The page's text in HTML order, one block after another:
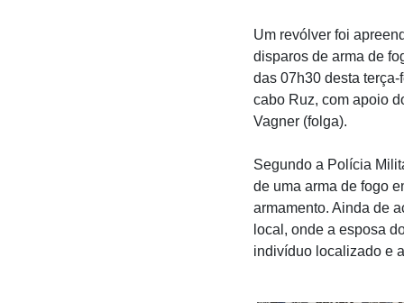
Um revólver foi
disparos de arma de
das 07h30 desta
cabo Ruz, com apoio
Vagner (folga).
Segundo a Polícia
de uma arma de fogo
armamento. Ainda de
local, onde a esposa
indivíduo localizado e